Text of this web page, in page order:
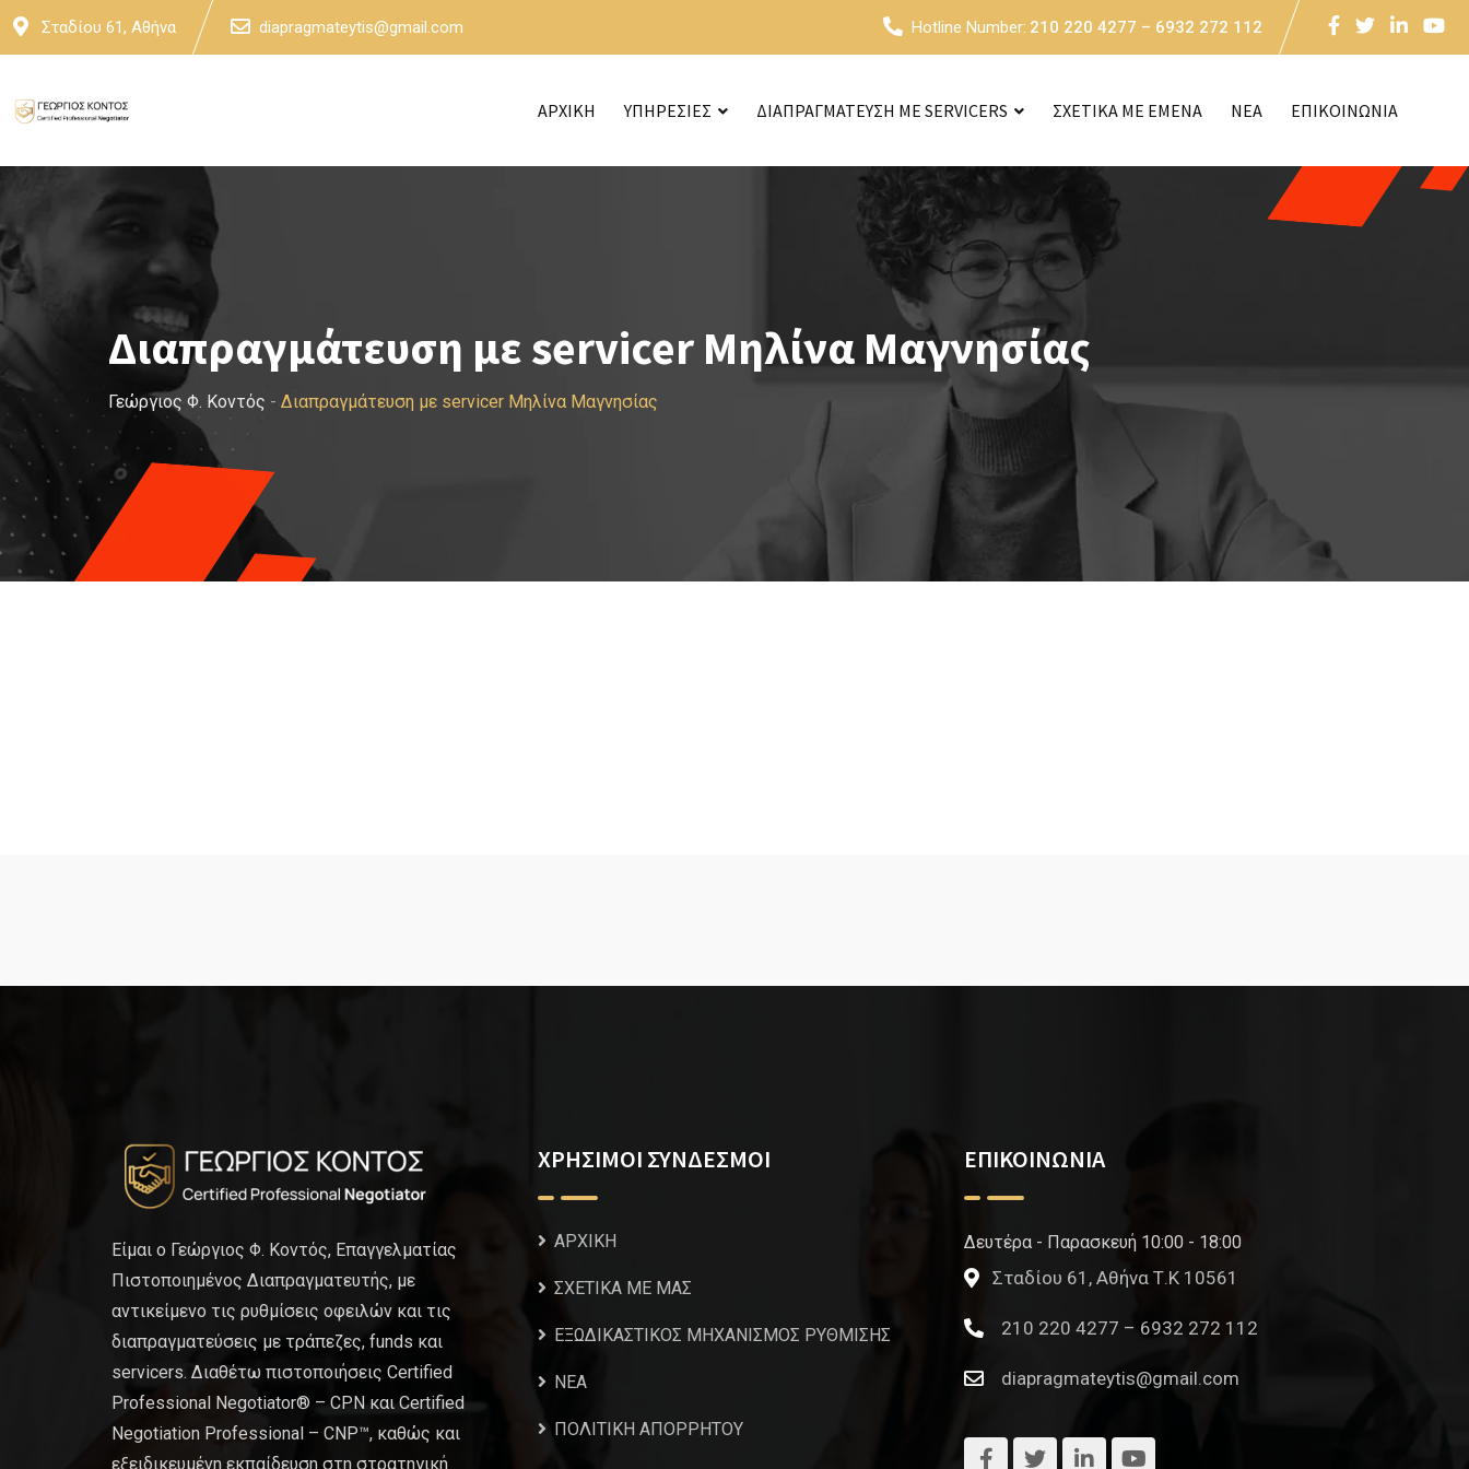
Skip
Σταδίου 61, Αθήνα diapragmateytis@gmail.com Hotline Number: 210 220 4277 – 6932 272 112
ΑΡΧΙΚΗ ΥΠΗΡΕΣΙΕΣ ΔΙΑΠΡΑΓΜΑΤΕΥΣΗ ΜΕ SERVICERS ΣΧΕΤΙΚΑ ΜΕ ΕΜΕΝΑ NEA ΕΠΙΚΟΙΝΩΝΙΑ
Διαπραγμάτευση με servicer Μηλίνα Μαγνησίας
Γεώργιος Φ. Κοντός - Διαπραγμάτευση με servicer Μηλίνα Μαγνησίας
Είμαι ο Γεώργιος Φ. Κοντός, Επαγγελματίας
Πιστοποιημένος Διαπραγματευτής, με
αντικείμενο τις ρυθμίσεις οφειλών και τις
διαπραγματεύσεις με τράπεζες, funds και
servicers. Διαθέτω πιστοποιήσεις Certified
Professional Negotiator® – CPN και Certified
Negotiation Professional – CNP™, καθώς και
εξειδικευμένη εκπαίδευση στη στρατηγική
ΧΡΗΣΙΜΟΙ ΣΥΝΔΕΣΜΟΙ
ΑΡΧΙΚΗ
ΣΧΕΤΙΚΑ ΜΕ ΜΑΣ
ΕΞΩΔΙΚΑΣΤΙΚΟΣ ΜΗΧΑΝΙΣΜΟΣ ΡΥΘΜΙΣΗΣ
NEA
ΠΟΛΙΤΙΚΗ ΑΠΟΡΡΗΤΟΥ
ΕΠΙΚΟΙΝΩΝΙΑ
Δευτέρα - Παρασκευή 10:00 - 18:00
Σταδίου 61, Αθήνα Τ.Κ 10561
210 220 4277 – 6932 272 112
diapragmateytis@gmail.com